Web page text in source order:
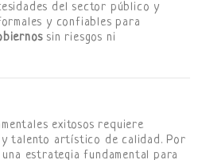
del sector público y
y confiables para
sin riesgos ni
exitosos requiere
talento artístico de calidad. Por
una estrategia fundamental para